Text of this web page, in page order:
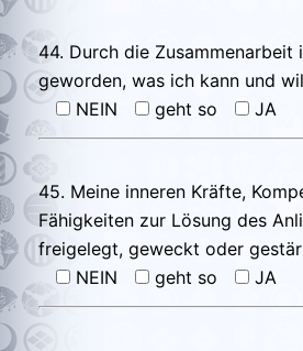
44. Durch die Zusammenarbeit
geworden, was ich kann und
NEIN
geht so JA
45. Meine inneren Kräfte,
Fähigkeiten zur Lösung des
freigelegt, geweckt oder
NEIN
geht so JA